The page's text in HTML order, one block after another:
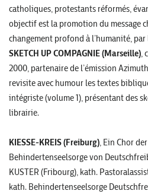
catholiques, protestants réformés,
objectif est la promotion du message
changement profond à l’humanité,
SKETCH UP COMPAGNIE (Marseille)
2000, partenaire de l’émission
revisite avec humour les textes
intégriste (volume 1), présentant des
librairie.
KIESSE-KREIS (Freiburg) , Ein Chor
Behindertenseelsorge von
KUSTER (Fribourg), kath.
kath. Behindertenseelsorge